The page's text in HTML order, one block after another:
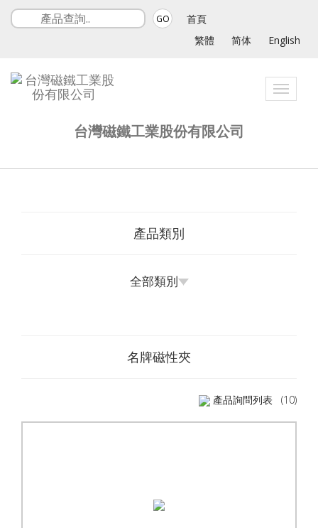
GO
首頁
繁體
简体 English
Toggle
台灣磁鐵工業股份有限公司
產品類別
全部類別
名牌磁性夾
產品詢問列表 (10)